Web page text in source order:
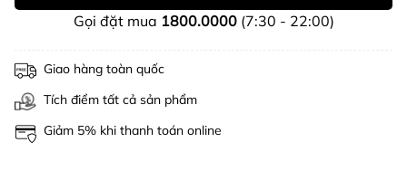
Gọi đặt mua 1800.0000(7:30 - 22:00)
Giao hàng toàn quốc
Tích điểm tất cả sản phẩm
Giảm 5% khi thanh toán online